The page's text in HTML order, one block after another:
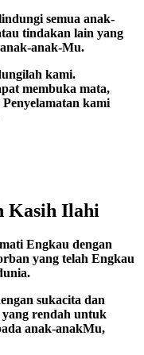
semua anak-
tindakan lain yang
anak-Mu.
kami.
membuka mata,
kami
Kasih Ilahi
Engkau dengan
yang telah Engkau
sukacita dan
rendah untuk
anak-anakMu,